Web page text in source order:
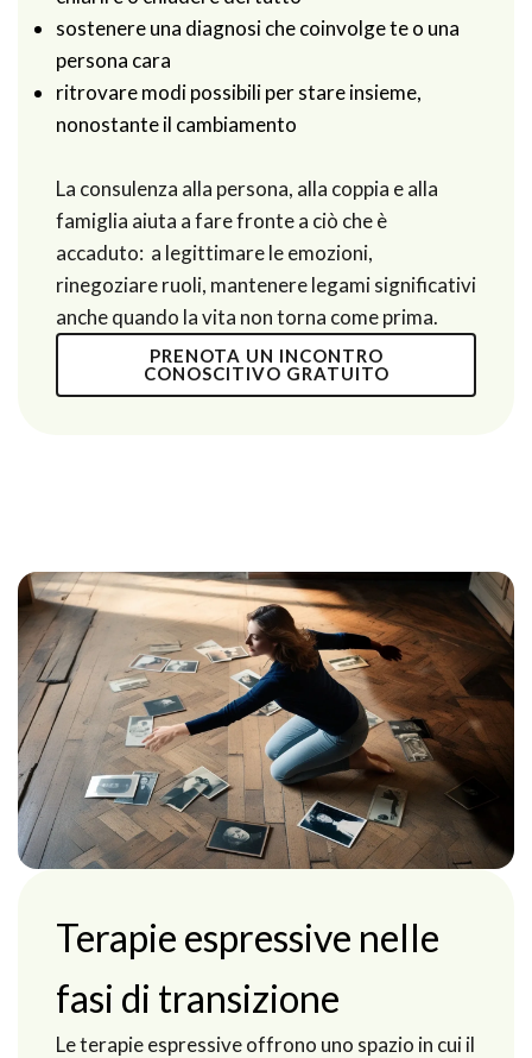
sostenere una diagnosi che coinvolge te o una
persona cara
ritrovare modi possibili per stare insieme,
nonostante il cambiamento
La consulenza alla persona, alla coppia e alla
famiglia aiuta a fare fronte a ciò che è
accaduto: a legittimare le emozioni,
rinegoziare ruoli, mantenere legami significativi
anche quando la vita non torna come prima.
PRENOTA UN INCONTRO
CONOSCITIVO GRATUITO
Terapie espressive nelle
fasi di transizione
Le terapie espressive offrono uno spazio in cui il